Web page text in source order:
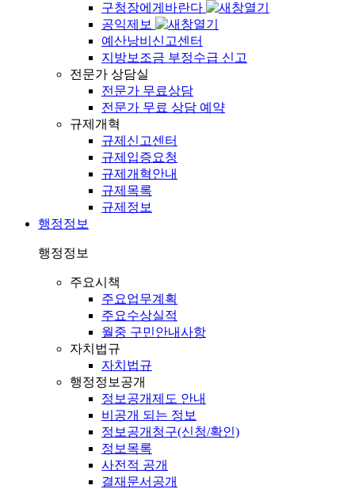
구청장에게바란다
공익제보
예산낭비신고센터
지방보조금 부정수급 신고
전문가 상담실
전문가 무료상담
전문가 무료 상담 예약
규제개혁
규제신고센터
규제입증요청
규제개혁안내
규제목록
규제정보
행정정보
행정정보
주요시책
주요업무계획
주요수상실적
월중 구민안내사항
자치법규
자치법규
행정정보공개
정보공개제도 안내
비공개 되는 정보
정보공개청구(신청/확인)
정보목록
사전적 공개
결재문서공개